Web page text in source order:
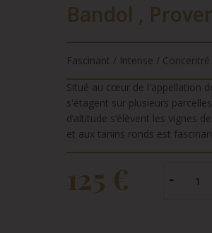
Bandol ,
Fascinant / Intense / Concentré
Situé au cœur de l'appellation
s'étagent sur plusieurs
d’altitude s’élèvent les vignes
et aux tanins ronds est
125 €